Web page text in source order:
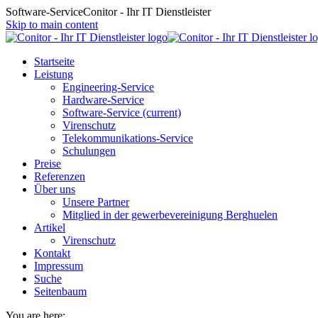
Software-ServiceConitor - Ihr IT Dienstleister
Skip to main content
Startseite
Leistung
Engineering-Service
Hardware-Service
Software-Service (current)
Virenschutz
Telekommunikations-Service
Schulungen
Preise
Referenzen
Über uns
Unsere Partner
Mitglied in der gewerbevereinigung Berghuelen
Artikel
Virenschutz
Kontakt
Impressum
Suche
Seitenbaum
You are here: